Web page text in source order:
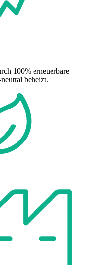
100% erneuerbare
beheizt.